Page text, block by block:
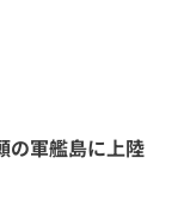
の軍艦島に上陸